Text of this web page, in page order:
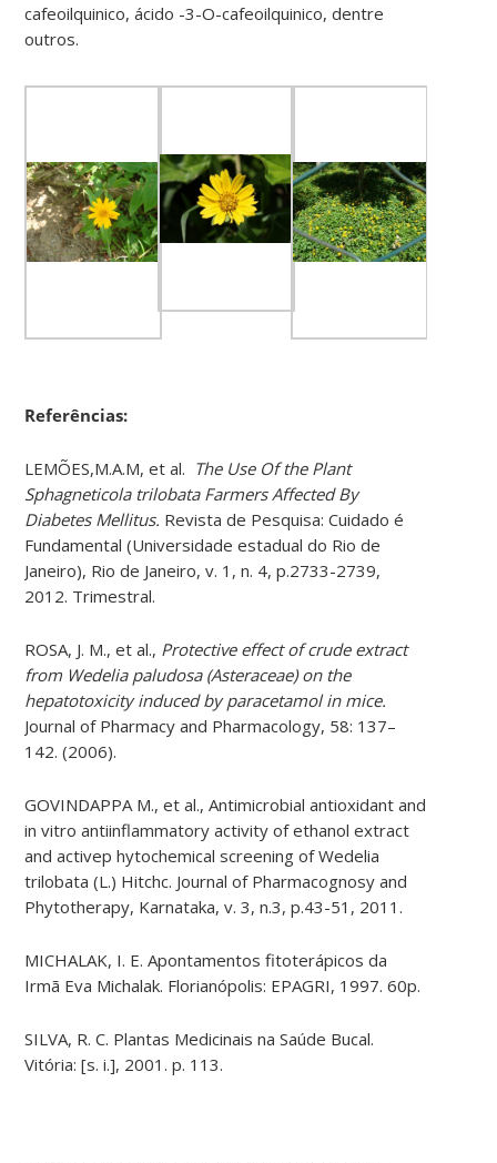
cafeoilquinico, ácido -3-O-cafeoilquinico, dentre
outros.
Referências:
LEMÕES,M.A.M, et al. The Use Of the Plant
Sphagneticola trilobata Farmers Affected By
Diabetes Mellitus. Revista de Pesquisa: Cuidado é
Fundamental (Universidade estadual do Rio de
Janeiro), Rio de Janeiro, v. 1, n. 4, p.2733-2739,
2012. Trimestral.
ROSA, J. M., et al., Protective effect of crude extract
from Wedelia paludosa (Asteraceae) on the
hepatotoxicity induced by paracetamol in mice.
Journal of Pharmacy and Pharmacology, 58: 137–
142. (2006).
GOVINDAPPA M., et al., Antimicrobial antioxidant and
in vitro antiinflammatory activity of ethanol extract
and activep hytochemical screening of Wedelia
trilobata (L.) Hitchc. Journal of Pharmacognosy and
Phytotherapy, Karnataka, v. 3, n.3, p.43-51, 2011.
MICHALAK, I. E. Apontamentos fitoterápicos da
Irmã Eva Michalak. Florianópolis: EPAGRI, 1997. 60p.
SILVA, R. C. Plantas Medicinais na Saúde Bucal.
Vitória: [s. i.], 2001. p. 113.